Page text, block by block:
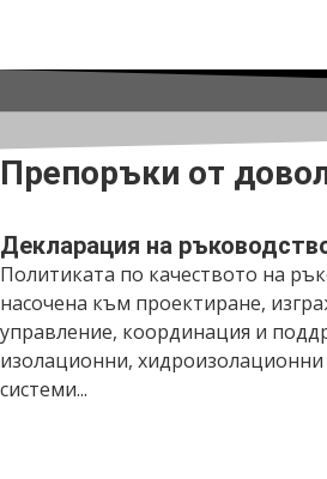
Препоръки от
Декларация на
Политиката по качеството на
насочена към проектиране,
управление, координация и
изолационни,
системи...